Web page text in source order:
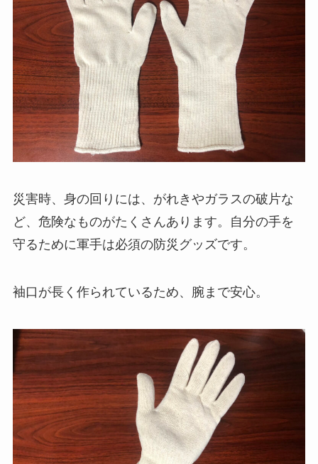
災害時、身の回りには、がれきやガラスの破片な
ど、危険なものがたくさんあります。自分の手を
守るために軍手は必須の防災グッズです。
袖口が長く作られているため、腕まで安心。